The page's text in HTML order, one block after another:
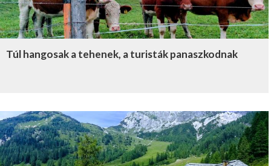
Túl hangosak a tehenek, a turisták panaszkodnak